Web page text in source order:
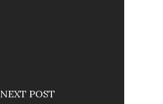
NEXT POST